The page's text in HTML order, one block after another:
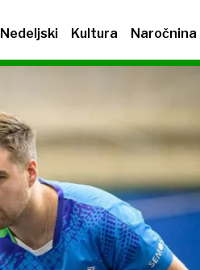
Nedeljski Kultura Naročnina